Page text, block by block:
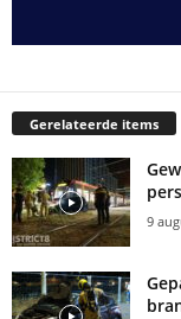
Gerelateerde items
9